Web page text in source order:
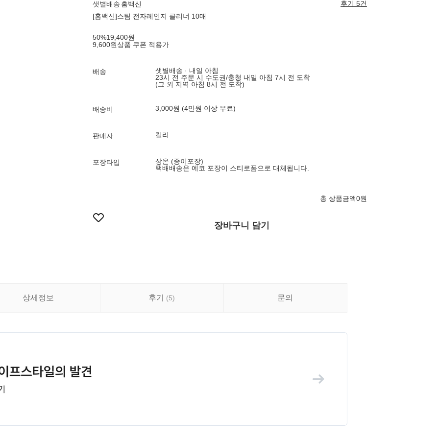
샛별배송 홈백신
후기 5건
[홈백신]스팀 전자레인지 클리너 10매
50%19,400원
9,600원상품 쿠폰 적용가
배송
샛별배송 · 내일 아침
23시 전 주문 시 수도권/충청 내일 아침 7시 전 도착
(그 외 지역 아침 8시 전 도착)
배송비 3,000원 (4만원 이상 무료)
판매자 컬리
포장타입
상온 (종이포장)
택배배송은 에코 포장이 스티로폼으로 대체됩니다.
총 상품금액0원
장바구니 담기
상세정보 후기 (5) 문의